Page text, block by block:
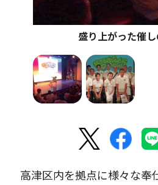
盛り上がった催
高津区内を拠点に様々な奉